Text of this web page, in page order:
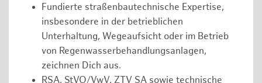
Fundierte straßenbautechnische Expertise,
insbesondere in der betrieblichen
Unterhaltung, Wegeaufsicht oder im Betrieb
von Regenwasserbehandlungsanlagen,
zeichnen Dich aus.
RSA, StVO/VwV, ZTV SA sowie technische